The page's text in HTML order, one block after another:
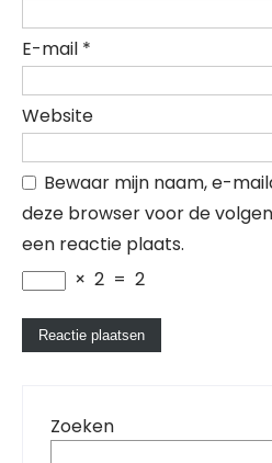
E-mail *
Website
Bewaar mijn naam, e-
deze browser voor de
een reactie plaats.
× 2 = 2
Zoeken